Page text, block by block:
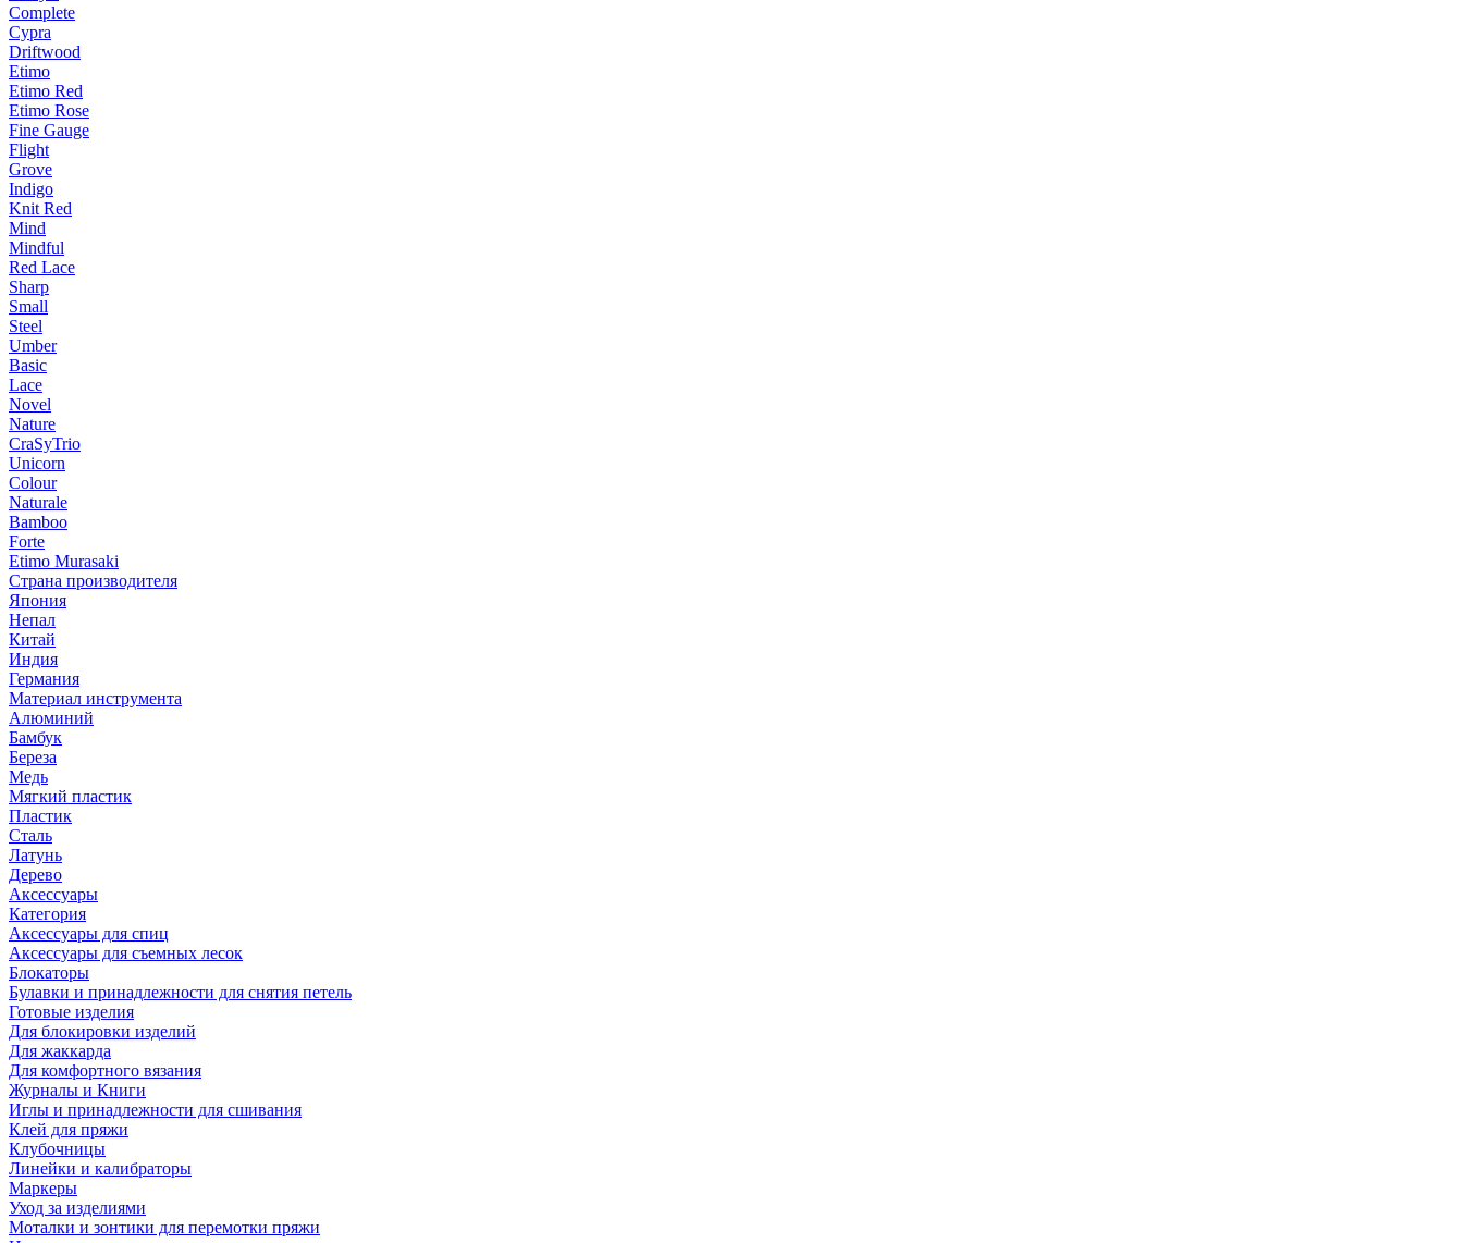
Complete
Cypra
Driftwood
Etimo
Etimo Red
Etimo Rose
Fine Gauge
Flight
Grove
Indigo
Knit Red
Mind
Mindful
Red Lace
Sharp
Small
Steel
Umber
Basic
Lace
Novel
Nature
CraSyTrio
Unicorn
Colour
Naturale
Bamboo
Forte
Etimo Murasaki
Страна производителя
Япония
Непал
Китай
Индия
Германия
Материал инструмента
Алюминий
Бамбук
Береза
Медь
Мягкий пластик
Пластик
Сталь
Латунь
Дерево
Аксессуары
Категория
Аксессуары для спиц
Аксессуары для съемных лесок
Блокаторы
Булавки и принадлежности для снятия петель
Готовые изделия
Для блокировки изделий
Для жаккарда
Для комфортного вязания
Журналы и Книги
Иглы и принадлежности для сшивания
Клей для пряжи
Клубочницы
Линейки и калибраторы
Маркеры
Уход за изделиями
Моталки и зонтики для перемотки пряжи